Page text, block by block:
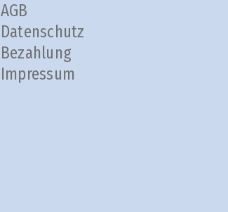
AGB
Datenschutz
Bezahlung
Impressum